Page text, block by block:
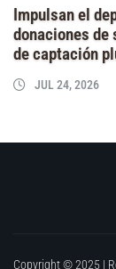
Impulsan el
donaciones de
de captación
JUL 24, 2026
Copyright © 2025 |